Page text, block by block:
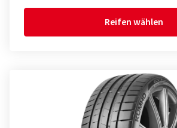
Reifen wählen